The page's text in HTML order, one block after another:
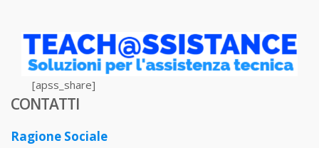
[apss_share]
CONTATTI
Ragione Sociale